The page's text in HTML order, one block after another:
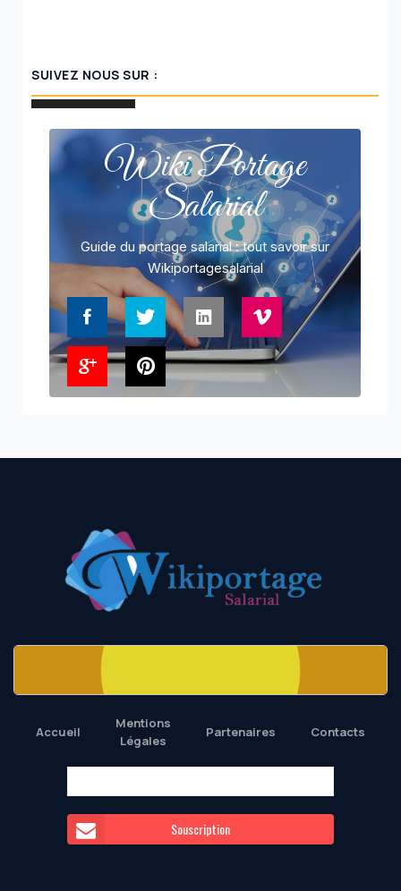
SUIVEZ NOUS SUR :
Wiki Portage
Salarial
Guide du portage salarial : tout savoir sur
Wikiportagesalarial
Accueil
Mentions
Légales
Partenaires Contacts
Souscription